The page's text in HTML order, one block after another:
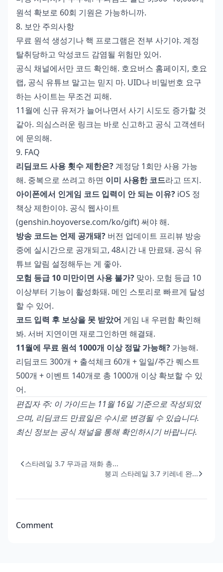
원석 확보로 60회 기원은 가능하니까.
8. 보안 주의사항
무료 원석 생성기나 핵 프로그램은 전부 사기야. 계정
탈취당하고 악성코드 감염될 위험만 있어.
공식 채널에서만 코드 확인해. 호요버스 홈페이지, 호요
랩, 공식 유튜브 말고는 믿지 마. UID나 비밀번호 요구
하는 사이트는 무조건 피해.
11월에 신규 유저가 늘어나면서 사기 시도도 증가할 것
같아. 의심스러운 링크는 바로 신고하고 공식 고객센터
에 문의해.
9. FAQ
리딤코드 사용 횟수 제한은? 계정당 1회만 사용 가능
해. 중복으로 쓰려고 하면 이미 사용한 코드라고 뜨지.
아이폰에서 인게임 코드 입력이 안 되는 이유? iOS 정
책상 제한이야. 공식 웹사이트
(genshin.hoyoverse.com/ko/gift) 써야 해.
방송 코드는 언제 공개돼? 버전 업데이트 프리뷰 방송
중에 실시간으로 공개되고, 48시간 내 만료돼. 공식 유
튜브 알림 설정해두는 게 좋아.
모험 등급 10 미만이면 사용 불가? 맞아. 모험 등급 10
이상부터 기능이 활성화돼. 메인 스토리로 빠르게 달성
할 수 있어.
코드 입력 후 보상을 못 받았어 게임 내 우편함 확인해
봐. 서버 지연이면 재로그인하면 해결돼.
11월에 무료 원석 1000개 이상 정말 가능해? 가능해.
리딤코드 300개 + 출석체크 60개 + 일일/주간 퀘스트
500개 + 이벤트 140개로 총 1000개 이상 확보할 수 있
어.
편집자 주: 이 가이드는 11월 16일 기준으로 작성되었
으며, 리딤코드 만료일은 수시로 변경될 수 있습니다.
최신 정보는 공식 채널을 통해 확인하시기 바랍니다.
스타레일 3.7 무과금 재화 총...
붕괴 스타레일 3.7 키레네 완...
Comment